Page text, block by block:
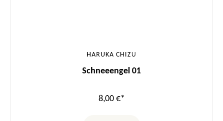
HARUKA CHIZU
Schneeengel 01
8,00 €*